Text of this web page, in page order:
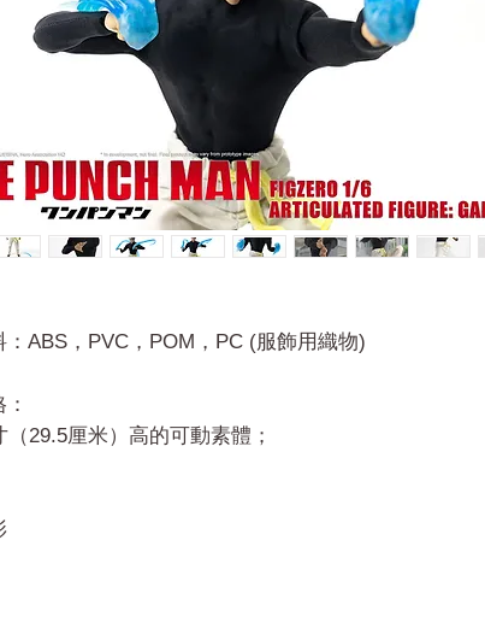
：ABS，PVC，POM，PC (服飾用織物)
（29.5厘米）高的可動素體；